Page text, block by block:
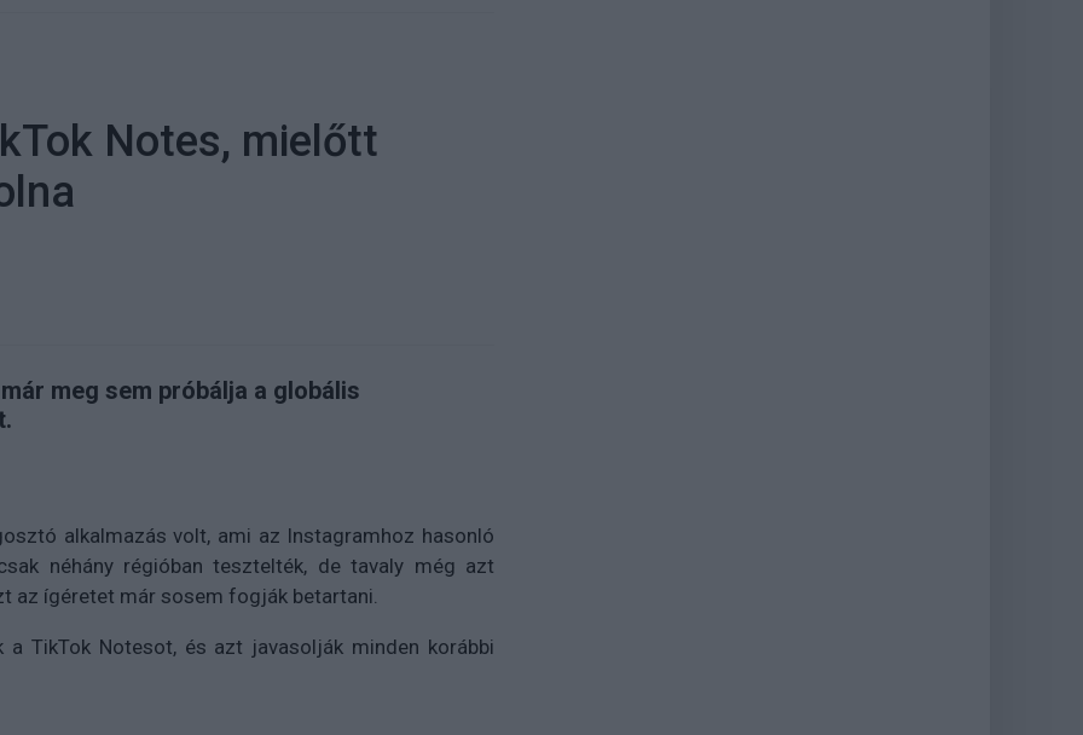
Notes, mielőtt
meg sem próbálja a globális
alkalmazás volt, ami az Instagramhoz hasonló
néhány régióban tesztelték, de tavaly még azt
az ígéretet már sosem fogják betartani.
TikTok Notesot, és azt javasolják minden korábbi